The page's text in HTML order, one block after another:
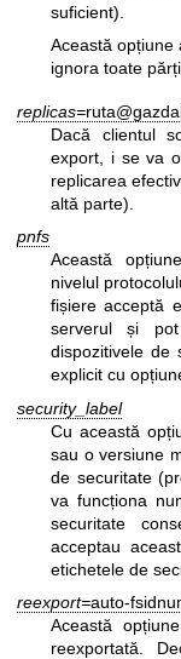
suficient).
Această opțiune
ignora toate
replicas=
Dacă clientul
export, i se va
replicarea
altă parte).
pnfs
Această
nivelul
fișiere acceptă
serverul și
dispozitivele de
explicit cu
security_label
Cu această
sau o versiune
de securitate
va funcționa
securitate
acceptau
etichetele de
reexport=auto-
Această
reexportată.